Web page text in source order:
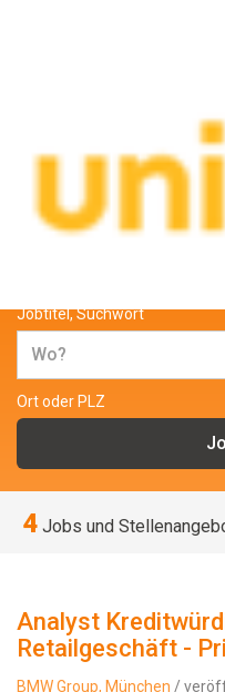
Studenten und
Mitarbeiter
Jobtitel, Suchwort
Ort oder PLZ
4 Jobs und
Analyst
Retailgeschäft -
BMW Group, München /